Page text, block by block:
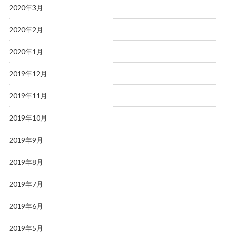
2020年3月
2020年2月
2020年1月
2019年12月
2019年11月
2019年10月
2019年9月
2019年8月
2019年7月
2019年6月
2019年5月